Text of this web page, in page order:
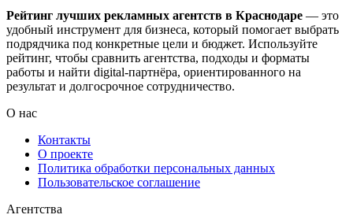
Рейтинг лучших рекламных агентств в Краснодаре — это
удобный инструмент для бизнеса, который помогает выбрать
подрядчика под конкретные цели и бюджет. Используйте
рейтинг, чтобы сравнить агентства, подходы и форматы
работы и найти digital-партнёра, ориентированного на
результат и долгосрочное сотрудничество.
О нас
Контакты
О проекте
Политика обработки персональных данных
Пользовательское соглашение
Агентства